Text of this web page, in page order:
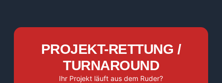
PROJEKT-RETTUNG /
TURNAROUND
Ihr Projekt läuft aus dem Ruder?